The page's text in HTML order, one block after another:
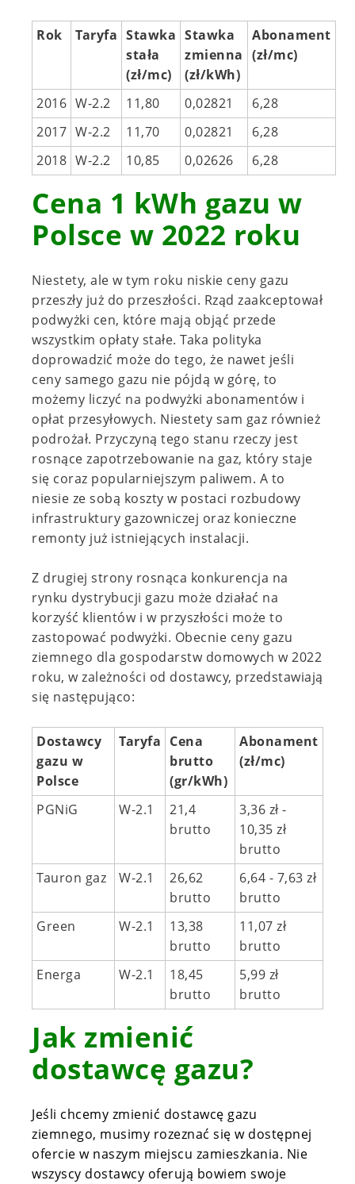
Rok Taryfa Stawka
stała
(zł/mc)
Stawka
zmienna
(zł/kWh)
Abonament
(zł/mc)
2016 W-2.2 11,80 0,02821
6,28
2017 W-2.2 11,70 0,02821
6,28
2018 W-2.2 10,85 0,02626 6,28
Cena 1 kWh gazu w
Polsce w 2022 roku
Niestety, ale w tym roku niskie ceny gazu
przeszły już do przeszłości. Rząd zaakceptował
podwyżki cen, które mają objąć przede
wszystkim opłaty stałe. Taka polityka
doprowadzić może do tego, że nawet jeśli
ceny samego gazu nie pójdą w górę, to
możemy liczyć na podwyżki abonamentów i
opłat przesyłowych. Niestety sam gaz również
podrożał. Przyczyną tego stanu rzeczy jest
rosnące zapotrzebowanie na gaz, który staje
się coraz popularniejszym paliwem. A to
niesie ze sobą koszty w postaci rozbudowy
infrastruktury gazowniczej oraz konieczne
remonty już istniejących instalacji.
Z drugiej strony rosnąca konkurencja na
rynku dystrybucji gazu może działać na
korzyść klientów i w przyszłości może to
zastopować podwyżki. Obecnie ceny gazu
ziemnego dla gospodarstw domowych w 2022
roku, w zależności od dostawcy, przedstawiają
się następująco:
Dostawcy
gazu w
Polsce
Taryfa Cena
brutto
(gr/kWh)
Abonament
(zł/mc)
PGNiG W-2.1
21,4
brutto
3,36 zł -
10,35 zł
brutto
Tauron gaz
W-2.1
26,62
brutto
6,64 - 7,63 zł
brutto
Green
W-2.1
13,38
brutto
11,07 zł
brutto
Energa
W-2.1
18,45
brutto
5,99 zł
brutto
Jak zmienić
dostawcę gazu?
Jeśli chcemy zmienić dostawcę gazu
ziemnego, musimy rozeznać się w dostępnej
ofercie w naszym miejscu zamieszkania. Nie
wszyscy dostawcy oferują bowiem swoje